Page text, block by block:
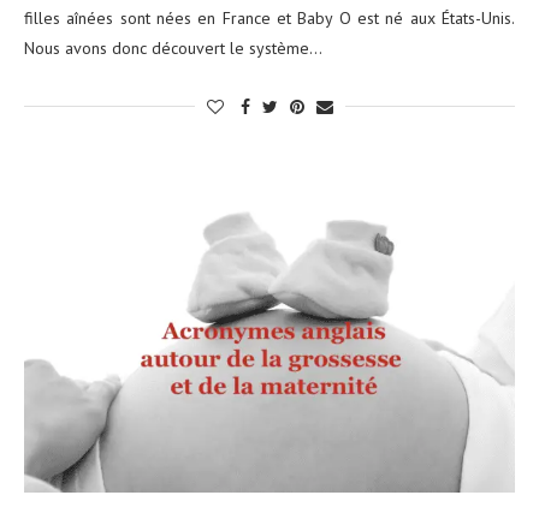
filles aînées sont nées en France et Baby O est né aux États-Unis.
Nous avons donc découvert le système…